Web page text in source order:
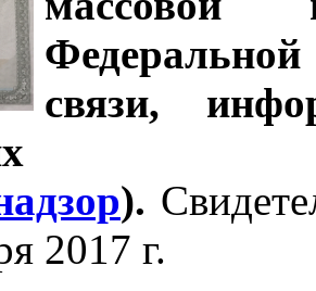
связи,
).
2017 г.